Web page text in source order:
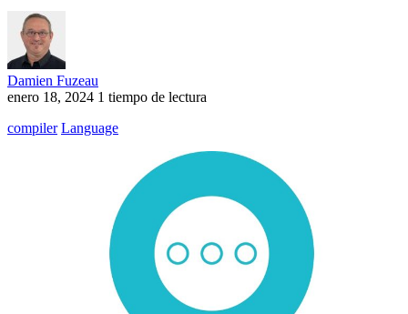
Damien Fuzeau
enero 18, 2024 1 tiempo de lectura
compiler Language